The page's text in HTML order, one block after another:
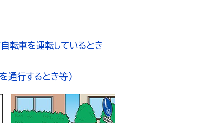
転車を運転しているとき
通行するとき等）